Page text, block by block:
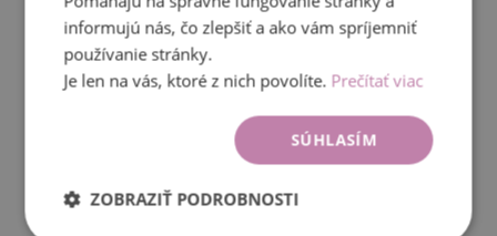
informujú nás, čo zlepšiť a ako vám spríjemniť
používanie stránky.
Je len na vás, ktoré z nich povolíte. Prečítať viac
SÚHLASÍM
ZOBRAZIŤ PODROBNOSTI